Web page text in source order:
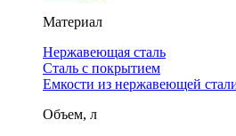
Материал
Нержавеющая сталь
Сталь с покрытием
Емкости из нержавеющей
Объем, л